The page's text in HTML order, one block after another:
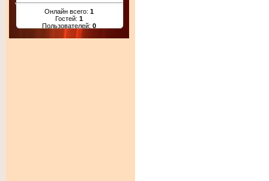
Онлайн всего: 1
Гостей: 1
Пользователей: 0